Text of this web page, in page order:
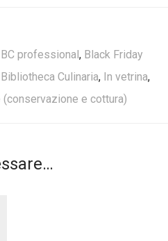
BC professional, Black Friday
Culinaria, In vetrina,
(conservazione e cottura)